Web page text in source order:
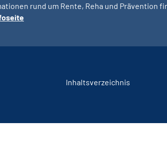
rund um Rente, Reha und Prävention
Inhaltsverzeichnis